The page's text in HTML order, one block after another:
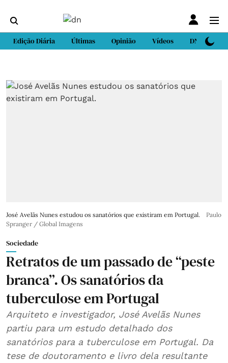
Edição Diária Últimas Opinião Vídeos DN Sport
José Avelãs Nunes estudou os sanatórios que existiram em Portugal.
Paulo
Spranger / Global Imagens
Sociedade
Retratos de um passado de “peste
branca”. Os sanatórios da
tuberculose em Portugal
Arquiteto e investigador, José Avelãs Nunes
partiu para um estudo detalhado dos
sanatórios para a tuberculose em Portugal. Da
tese de doutoramento e livro dela resultante